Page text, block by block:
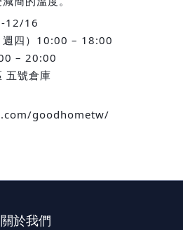
12/16
週四）10:00 – 18:00
– 20:00
五號倉庫
goodhometw/
關於我們